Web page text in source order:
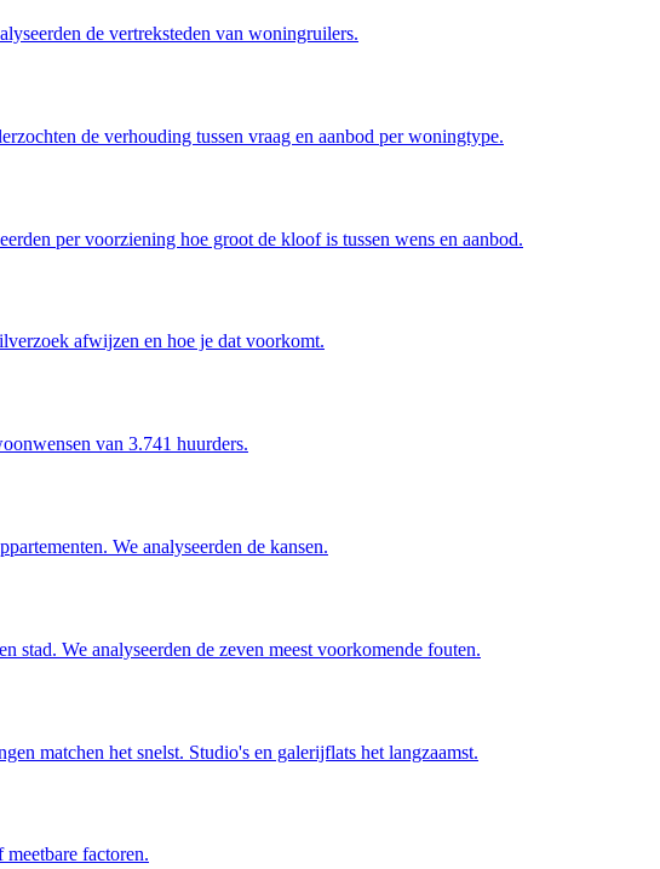
de vertreksteden van woningruilers.
de verhouding tussen vraag en aanbod per woningtype.
per voorziening hoe groot de kloof is tussen wens en aanbod.
afwijzen en hoe je dat voorkomt.
van 3.741 huurders.
We analyseerden de kansen.
We analyseerden de zeven meest voorkomende fouten.
matchen het snelst. Studio's en galerijflats het langzaamst.
factoren.